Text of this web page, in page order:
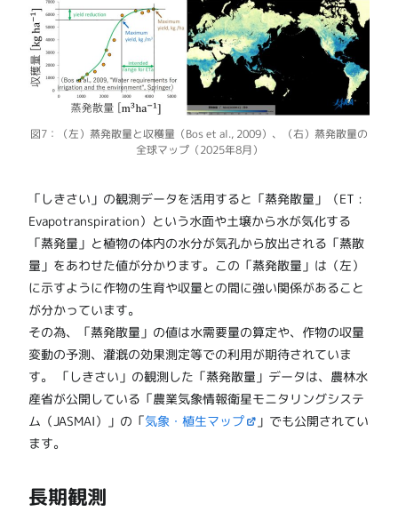
図7：（左）蒸発散量と収穫量（Bos et al., 2009）、（右）蒸発散量の
全球マップ（2025年8月）
「しきさい」の観測データを活用すると「蒸発散量」（ET :
Evapotranspiration）という水面や土壌から水が気化する
「蒸発量」と植物の体内の水分が気孔から放出される「蒸散
量」をあわせた値が分かります。この「蒸発散量」は（左）
に示すように作物の生育や収量との間に強い関係があること
が分かっています。
その為、「蒸発散量」の値は水需要量の算定や、作物の収量
変動の予測、灌漑の効果測定等での利用が期待されていま
す。 「しきさい」の観測した「蒸発散量」データは、農林水
産省が公開している「農業気象情報衛星モニタリングシステ
ム（JASMAI）」の「気象・植生マップ
」でも公開されてい
ます。
長期観測